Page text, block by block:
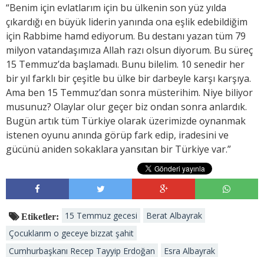
“Benim için evlatlarım için bu ülkenin son yüz yılda
çıkardığı en büyük liderin yanında ona eşlik edebildiğim
için Rabbime hamd ediyorum. Bu destanı yazan tüm 79
milyon vatandaşımıza Allah razı olsun diyorum. Bu süreç
15 Temmuz’da başlamadı. Bunu bilelim. 10 senedir her
bir yıl farklı bir çeşitle bu ülke bir darbeyle karşı karşıya.
Ama ben 15 Temmuz’dan sonra müsterihim. Niye biliyor
musunuz? Olaylar olur geçer biz ondan sonra anlardık.
Bugün artık tüm Türkiye olarak üzerimizde oynanmak
istenen oyunu anında görüp fark edip, iradesini ve
gücünü aniden sokaklara yansıtan bir Türkiye var.”
Etiketler: 15 Temmuz gecesi
Berat Albayrak
Çocuklarım o geceye bizzat şahit
Cumhurbaşkanı Recep Tayyip Erdoğan
Esra Albayrak